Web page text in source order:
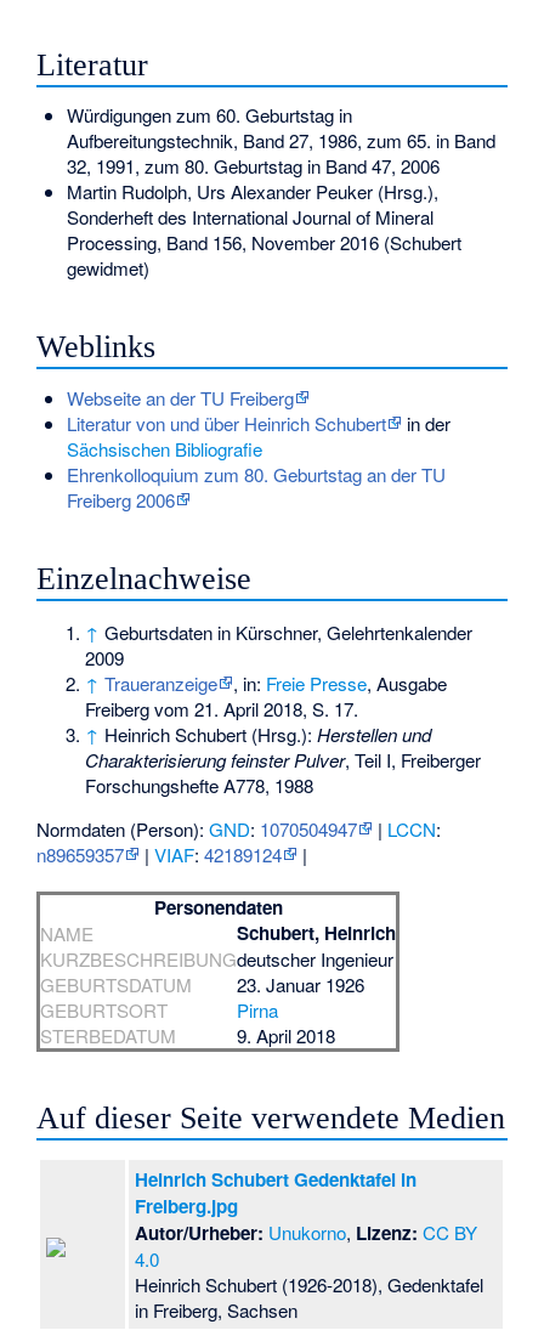
Literatur
Würdigungen zum 60. Geburtstag in
Aufbereitungstechnik, Band 27, 1986, zum 65. in Band
32, 1991, zum 80. Geburtstag in Band 47, 2006
Martin Rudolph, Urs Alexander Peuker (Hrsg.),
Sonderheft des International Journal of Mineral
Processing, Band 156, November 2016 (Schubert
gewidmet)
Weblinks
Webseite an der TU Freiberg
Literatur von und über Heinrich Schubert
in der
Sächsischen Bibliografie
Ehrenkolloquium zum 80. Geburtstag an der TU
Freiberg 2006
Einzelnachweise
↑ Geburtsdaten in Kürschner, Gelehrtenkalender
2009
↑ Traueranzeige , in: Freie Presse, Ausgabe
Freiberg vom 21. April 2018, S. 17.
↑ Heinrich Schubert (Hrsg.):Herstellen und
Charakterisierung feinster Pulver, Teil I, Freiberger
Forschungshefte A778, 1988
Normdaten (Person):GND: 1070504947 | LCCN:
n89659357
|VIAF:42189124 |
Personendaten
NAME Schubert, Heinrich
KURZBESCHREIBUNGdeutscher Ingenieur
GEBURTSDATUM
23. Januar 1926
GEBURTSORT
Pirna
STERBEDATUM
9. April 2018
Auf dieser Seite verwendete Medien
Heinrich Schubert Gedenktafel in
Freiberg.jpg
Autor/Urheber: Unukorno, Lizenz: CC BY
4.0
Heinrich Schubert (1926-2018), Gedenktafel
in Freiberg, Sachsen